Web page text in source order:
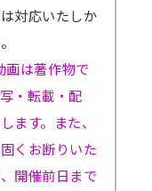
対応いたしか
画は著作物で
・転載・配
ます。また、
くお断りいた
開催前日まで